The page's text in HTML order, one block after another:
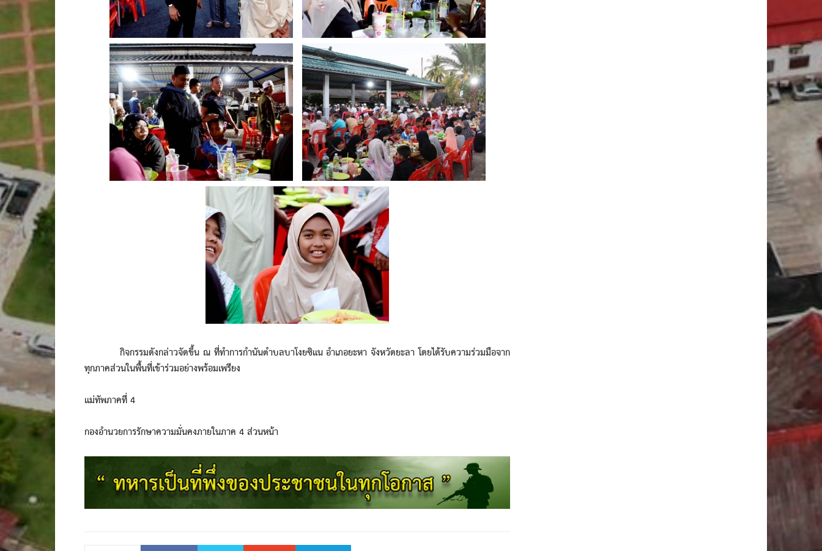
กิจกรรมดังกล่าวจัดขึ้น ณ ที่ทำการกำนันตำบลบาโงยซิแน อำเภอยะหา จังหวัดยะลา โดยได้รับความร่วมมือจาก
ทุกภาคส่วนในพื้นที่เข้าร่วมอย่างพร้อมเพรียง
แม่ทัพภาคที่ 4
กองอำนวยการรักษาความมั่นคงภายในภาค 4 ส่วนหน้า